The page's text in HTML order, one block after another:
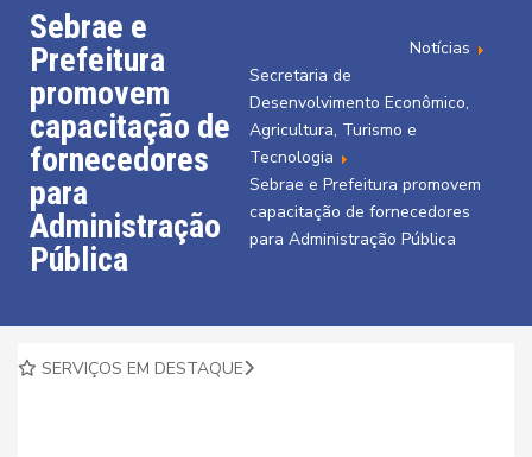
Sebrae e
Prefeitura
promovem
capacitação de
fornecedores
para
Administração
Pública
Notícias
Secretaria de
Desenvolvimento Econômico,
Agricultura, Turismo e
Tecnologia
Sebrae e Prefeitura promovem
capacitação de fornecedores
para Administração Pública
SERVIÇOS EM DESTAQUE